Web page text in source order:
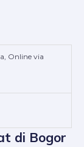
Online via
di Bogor